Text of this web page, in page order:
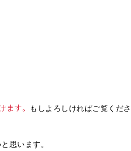
す。
もしよろしければご覧くださ
思います。